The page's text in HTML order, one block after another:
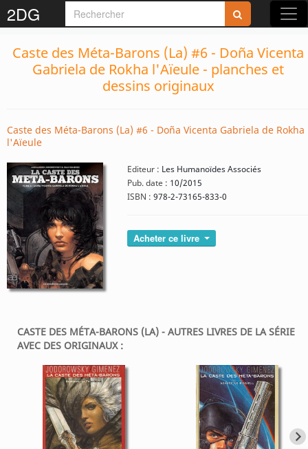
2DG
Caste des Méta-Barons (La) #6 - Doña Vicenta
Gabriela de Rokha l'Aïeule - planches et
dessins originaux
Caste des Méta-Barons (La) #6 - Doña Vicenta Gabriela de Rokha
l'Aïeule
Editeur : Les Humanoïdes Associés
Pub. date : 10/2015
ISBN : 978-2-73165-833-0
Acheter ce livre
CASTE DES MÉTA-BARONS (LA) - AUTRES LIVRES DE LA SÉRIE
AVEC DES ORIGINAUX :